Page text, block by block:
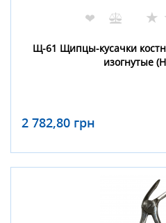
❤ ★
Щ-61 Щипцы-кусачки
изогнутые
2 782,80 грн